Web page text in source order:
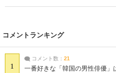
コメントランキング
1
コメント数： 21
一番好きな「韓国の男性俳優」